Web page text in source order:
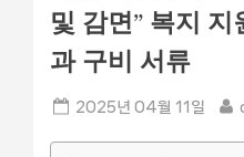
및 감면” 복지
과 구비 서류
Posted
2025년 04월 11일